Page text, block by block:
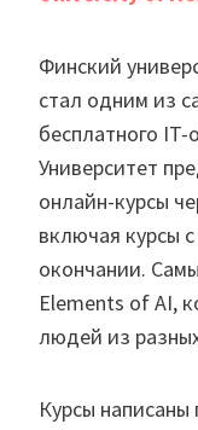
Финский
стал одним из
бесплатного
Университет
онлайн-курсы
включая курсы
окончании.
Elements of AI,
людей из
Курсы